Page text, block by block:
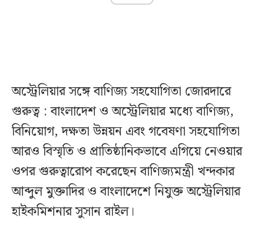
অস্ট্রেলিয়ার সঙ্গে বাণিজ্য সহযোগিতা জোরদারে
গুরুত্ব : বাংলাদেশ ও অস্ট্রেলিয়ার মধ্যে বাণিজ্য,
বিনিয়োগ, দক্ষতা উন্নয়ন এবং গবেষণা সহযোগিতা
আরও বিস্মৃতি ও প্রাতিষ্ঠানিকভাবে এগিয়ে নেওয়ার
ওপর গুরুত্বারোপ করেছেন বাণিজ্যমন্ত্রী খন্দকার
আব্দুল মুক্তাদির ও বাংলাদেশে নিযুক্ত অস্ট্রেলিয়ার
হাইকমিশনার সুসান রাইল।